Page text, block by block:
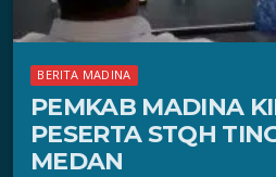
BERITA MADINA
PEMKAB MADINA
PESERTA STQH
MEDAN